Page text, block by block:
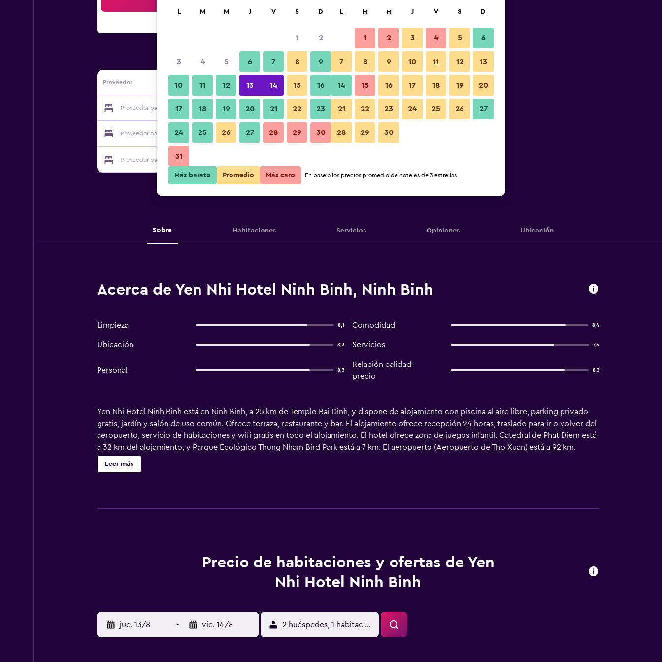
Proveedor
Proveedor para Yen Nhi Hotel Ninh Binh Ver precios
Proveedor para Yen Nhi Hotel Ninh Binh Ver precios
Proveedor para Yen Nhi Hotel Ninh Binh
Sobre Habitaciones Servicios Opiniones Ubicación
Acerca de Yen Nhi Hotel Ninh Binh, Ninh Binh
Limpieza 8,1 Comodidad 8,4
Ubicación 8,3 Servicios 7,5
Personal 8,3
Relación calidad-
precio
8,3
Yen Nhi Hotel Ninh Binh está en Ninh Binh, a 25 km de Templo Bai Dinh, y dispone de alojamiento con piscina al aire libre, parking privado
gratis, jardín y salón de uso común. Ofrece terraza, restaurante y bar. El alojamiento ofrece recepción 24 horas, traslado para ir o volver del
aeropuerto, servicio de habitaciones y wifi gratis en todo el alojamiento. El hotel ofrece zona de juegos infantil. Catedral de Phat Diem está
a 32 km del alojamiento, y Parque Ecológico Thung Nham Bird Park está a 7 km. El aeropuerto (Aeropuerto de Tho Xuan) está a 92 km.
Leer más
Precio de habitaciones y ofertas de Yen
Nhi Hotel Ninh Binh
jue. 13/8 - vie. 14/8 2 huéspedes, 1 habitación
L M M J V S D
1 2
3 4 5 6 7 8 9
10 11 12 13 14 15 16
17 18 19 20 21 22 23
24 25 26 27 28 29 30
31
L M M J V S D
1 2 3 4 5 6
7 8 9 10 11 12 13
14 15 16 17 18 19 20
21 22 23 24 25 26 27
28 29 30
Más barato Promedio Más caro En base a los precios promedio de hoteles de 3 estrellas